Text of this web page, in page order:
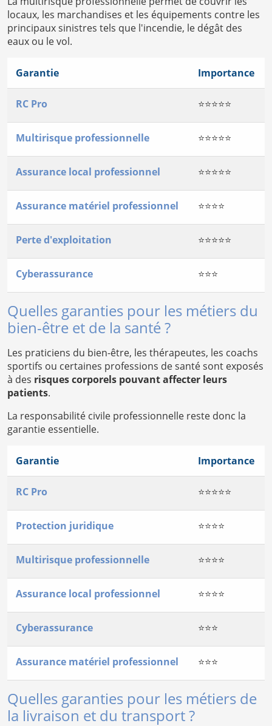
locaux, les marchandises et les équipements contre les
principaux sinistres tels que l'incendie, le dégât des
eaux ou le vol.
Garantie Importance
RC Pro ⭐⭐⭐⭐⭐
Multirisque professionnelle ⭐⭐⭐⭐⭐
Assurance local professionnel ⭐⭐⭐⭐⭐
Assurance matériel professionnel ⭐⭐⭐⭐
Perte d'exploitation ⭐⭐⭐⭐⭐
Cyberassurance ⭐⭐⭐
Quelles garanties pour les métiers du
bien-être et de la santé ?
Les praticiens du bien-être, les thérapeutes, les coachs
sportifs ou certaines professions de santé sont exposés
à des risques corporels pouvant affecter leurs
patients.
La responsabilité civile professionnelle reste donc la
garantie essentielle.
Garantie Importance
RC Pro ⭐⭐⭐⭐⭐
Protection juridique ⭐⭐⭐⭐
Multirisque professionnelle ⭐⭐⭐⭐
Assurance local professionnel ⭐⭐⭐⭐
Cyberassurance ⭐⭐⭐
Assurance matériel professionnel ⭐⭐⭐
Quelles garanties pour les métiers de
la livraison et du transport ?